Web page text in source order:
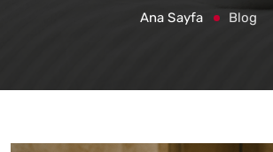
Ana Sayfa Blog